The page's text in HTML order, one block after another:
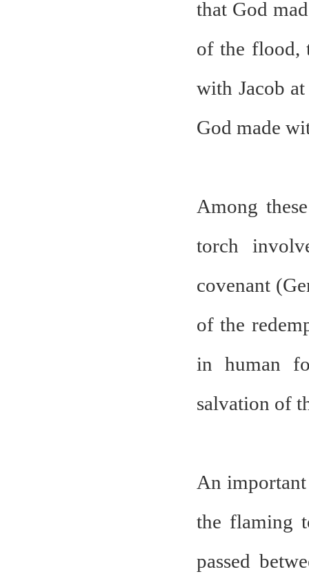
that God
of the flood,
with Jacob
God made
Among
torch
covenant
of the
in human
salvation of
An
the flaming
passed